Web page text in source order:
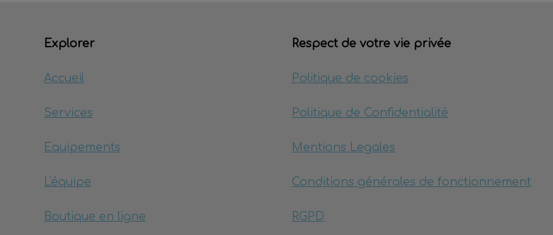
Explorer
Accueil
Services
Equipements
L'équipe
Boutique en ligne
Respect de votre vie privée
Politique de cookies
Politique de Confidentialité
Mentions Legales
Conditions générales de fonctionnement
RGPD